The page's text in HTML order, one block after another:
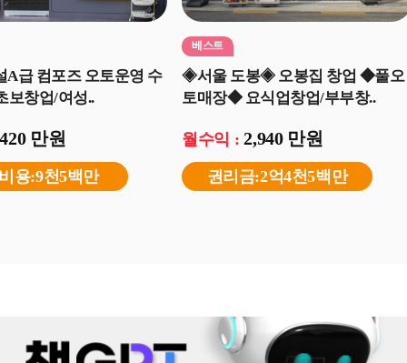
A급 컴포즈 오토운영 수
보창업/여성..
420 만원
용:9천5백만
베스트
◈서울 도봉◈ 오봉집 창업 ◆풀오
토매장◆ 요식업창업/부부창..
월수익 :2,940 만원
권리금:2억4천5백만